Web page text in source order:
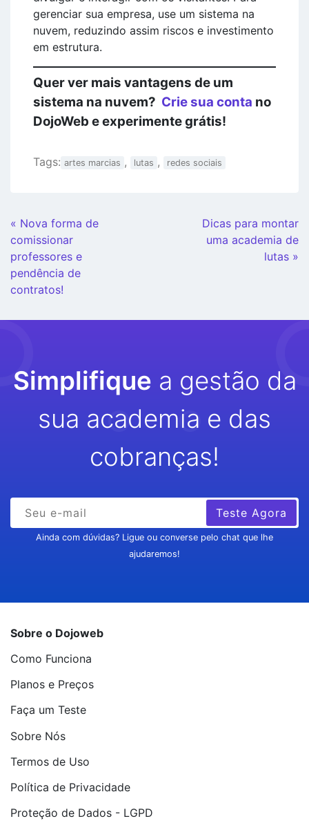
gerenciar sua empresa, use um sistema na
nuvem, reduzindo assim riscos e investimento
em estrutura.
Quer ver mais vantagens de um
sistema na nuvem? Crie sua conta no
DojoWeb e experimente grátis!
Tags: artes marcias , lutas , redes sociais
Continue
Lendo
« Nova forma de
comissionar
professores e
pendência de
contratos!
Dicas para montar
uma academia de
lutas »
Simplifique a gestão da
sua academia e das
cobranças!
Teste Agora
Ainda com dúvidas? Ligue ou converse pelo chat que lhe
ajudaremos!
Sobre o Dojoweb
Como Funciona
Planos e Preços
Faça um Teste
Sobre Nós
Termos de Uso
Política de Privacidade
Proteção de Dados - LGPD